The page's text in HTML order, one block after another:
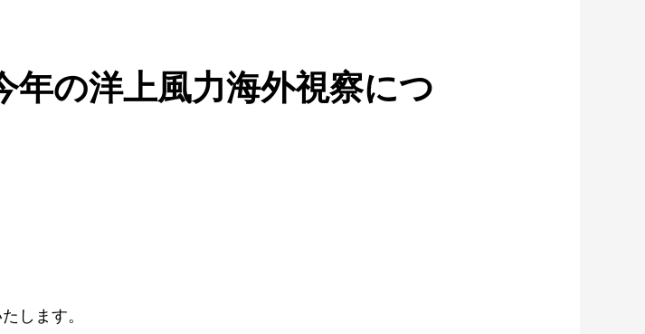
年の洋上風力海外視察につ
します。